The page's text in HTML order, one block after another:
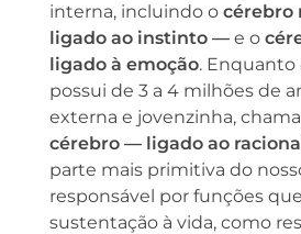
interna, incluindo o
ligado ao instinto — e o
ligado à emoção. Enquanto
possui de 3 a 4 milhões de
externa e jovenzinha,
cérebro — ligado ao
parte mais primitiva do
responsável por funções
sustentação à vida, como